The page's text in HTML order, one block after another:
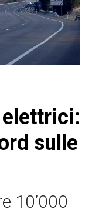
sulle
10’000